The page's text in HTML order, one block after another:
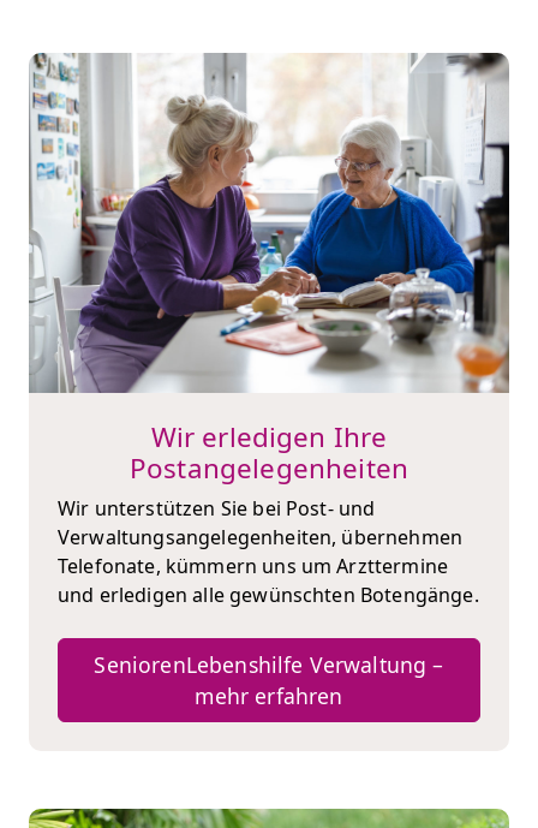
Wir erledigen Ihre
Postangelegenheiten
Wir unterstützen Sie bei Post- und
Verwaltungsangelegenheiten, übernehmen
Telefonate, kümmern uns um Arzttermine
und erledigen alle gewünschten Botengänge.
SeniorenLebenshilfe Verwaltung –
mehr erfahren